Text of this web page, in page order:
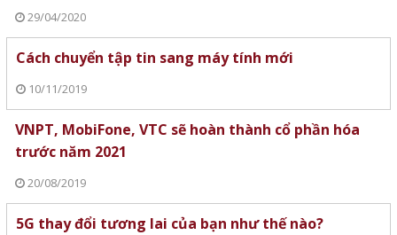
29/04/2020
Cách chuyển tập tin sang máy tính mới
10/11/2019
VNPT, MobiFone, VTC sẽ hoàn thành cổ phần hóa
trước năm 2021
20/08/2019
5G thay đổi tương lai của bạn như thế nào?